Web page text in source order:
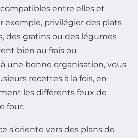
entre elles et
exemple, privilégier des plats
des gratins ou des légumes
bien au frais ou
une bonne organisation, vous
recettes à la fois, en
les différents feux de
four.
s’oriente vers des plans de